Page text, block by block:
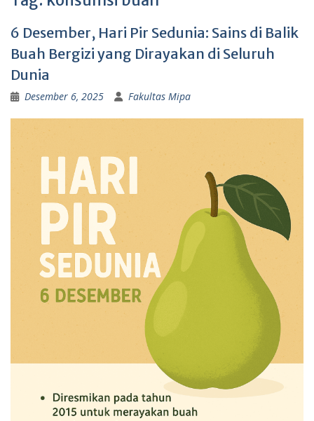
6 Desember, Hari Pir Sedunia: Sains di Balik
Buah Bergizi yang Dirayakan di Seluruh
Dunia
Desember 6, 2025 Fakultas Mipa